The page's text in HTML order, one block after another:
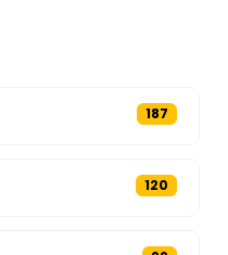
187
120